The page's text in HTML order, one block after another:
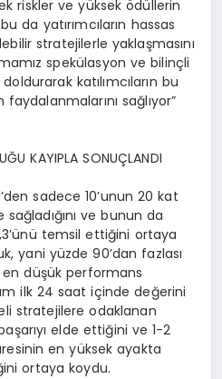
riskler ve yüksek ödüllerin
da yatırımcıların hassas
stratejilerle yaklaşmasını
spekülasyon ve bilinçli
katılımcıların bu
faydalanmalarını sağlıyor”
KAYIPLA SONUÇLANDI
sadece 10’unun 20 kat
ve bunun da
temsil ettiğini ortaya
yani yüzde 90’dan fazlası
en düşük performans
ilk 24 saat içinde değerini
stratejilere odaklanan
elde ettiğini ve 1-2
en yüksek ayakta
ortaya koydu.